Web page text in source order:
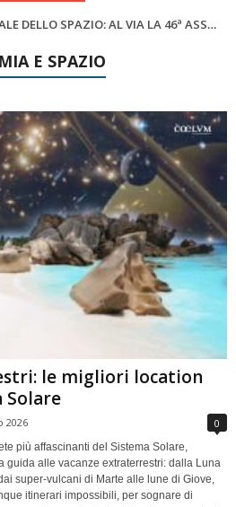
di Agosto 2026
del mese – Agosto 2026
E SPAZIO
le migliori location
Solare
2026 0
più affascinanti del Sistema Solare,
guida alle vacanze extraterrestri: dalla Luna
super-vulcani di Marte alle lune di Giove,
itinerari impossibili, per sognare di